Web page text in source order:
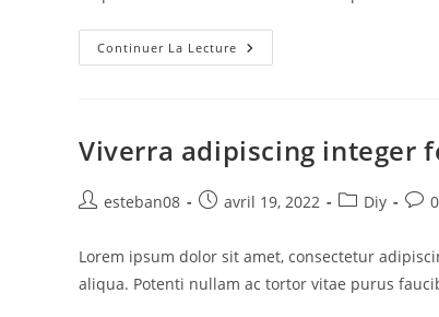
Continuer La Lecture Blandit
Turpis
Viverra adipiscing integer
Auteur/autrice
la
publication :
esteban08
Publication
avril 19, 2022
PostDiy
la
Lorem ipsum dolor sit amet, consectetur
aliqua. Potenti nullam ac tortor vitae purus